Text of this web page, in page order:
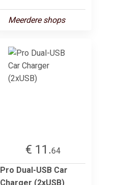
Meerdere shops
€ 11.64
Pro Dual-USB Car
Charger (2xUSB)